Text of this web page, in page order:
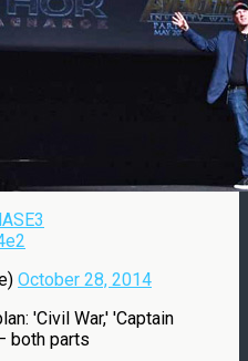
October 28, 2014
'Civil War,' 'Captain
both parts